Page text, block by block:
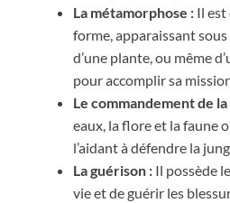
La métamorphose : Il est
forme, apparaissant
d’une plante, ou même
pour accomplir sa
Le commandement de
eaux, la flore et la faune
l’aidant à défendre la
La guérison : Il possède
vie et de guérir les